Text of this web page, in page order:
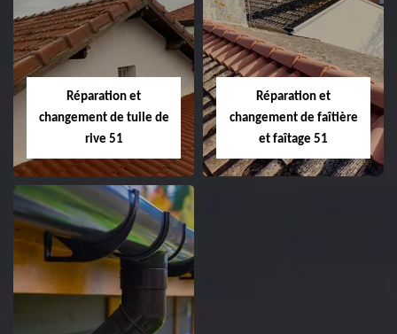
Peinture sur tuile
et toiture 51
Marne
Changement de
toiture 51
Réparation et
changement de tuile de
rive 51
Réparation et
changement de
tuile de rive 51
Réparation et
changement de faîtière
et faîtage 51